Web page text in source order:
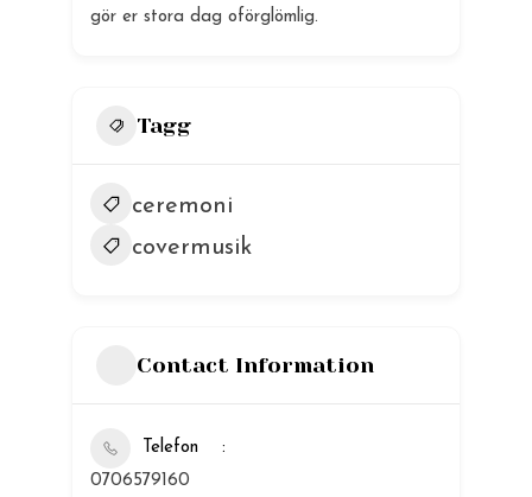
gör er stora dag oförglömlig.
Tagg
ceremoni
covermusik
Contact Information
Telefon
0706579160